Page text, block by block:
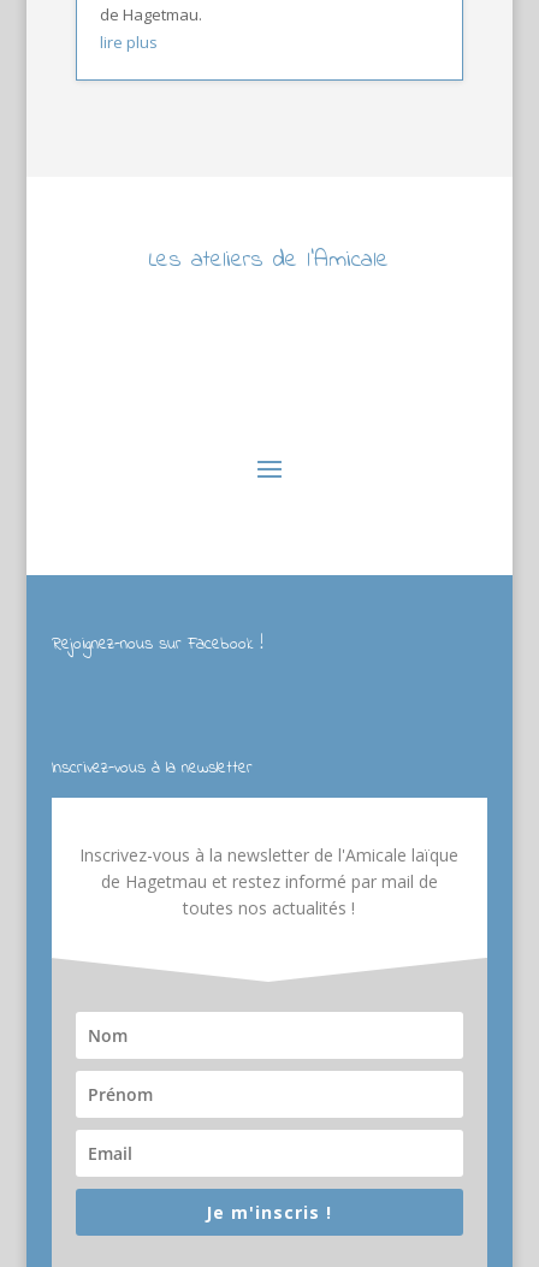
de Hagetmau.
lire plus
Les ateliers de l’Amicale
Rejoignez-nous sur Facebook !
Inscrivez-vous à la newsletter
Inscrivez-vous à la newsletter de l'Amicale laïque
de Hagetmau et restez informé par mail de
toutes nos actualités !
Je m'inscris !